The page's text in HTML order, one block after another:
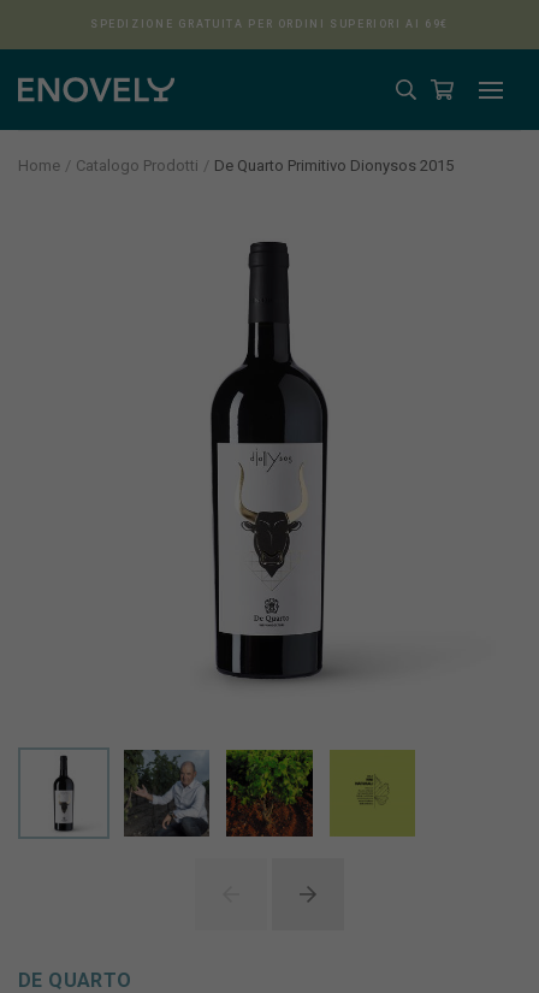
Aura
SPEDIZIONE GRATUITA PER ORDINI SUPERIORI AI 69€
Home Catalogo Prodotti De Quarto Primitivo Dionysos 2015
DE QUARTO